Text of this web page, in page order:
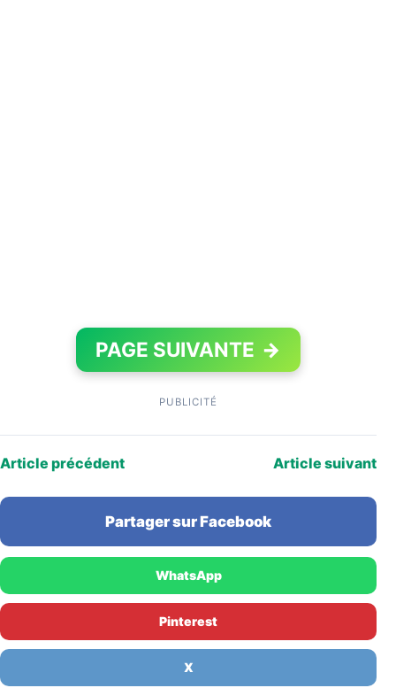
PAGE SUIVANTE →
PUBLICITÉ
Article précédent Article suivant
Partager sur Facebook
WhatsApp
Pinterest
X